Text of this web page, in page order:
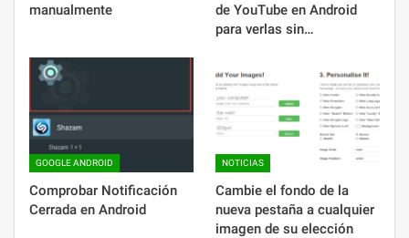
manualmente
de YouTube en Android
para verlas sin…
GOOGLE ANDROID
Comprobar Notificación
Cerrada en Android
NOTICIAS
Cambie el fondo de la
nueva pestaña a cualquier
imagen de su elección